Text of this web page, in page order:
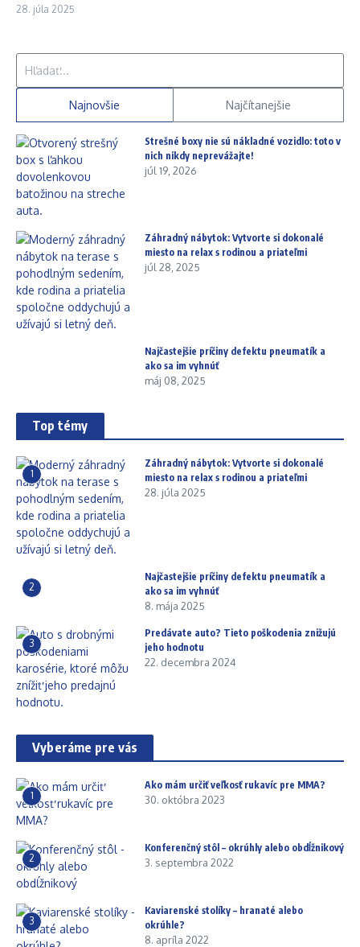
28. júla 2025
Najnovšie Najčítanejšie
Strešné boxy nie sú nákladné vozidlo: toto v
nich nikdy neprevážajte!
júl 19, 2026
Záhradný nábytok: Vytvorte si dokonalé
miesto na relax s rodinou a priateľmi
júl 28, 2025
Najčastejšie príčiny defektu pneumatík a
ako sa im vyhnúť
máj 08, 2025
Top témy
1
Záhradný nábytok: Vytvorte si dokonalé
miesto na relax s rodinou a priateľmi
28. júla 2025
2
Najčastejšie príčiny defektu pneumatík a
ako sa im vyhnúť
8. mája 2025
3
Predávate auto? Tieto poškodenia znižujú
jeho hodnotu
22. decembra 2024
Vyberáme pre vás
1
Ako mám určiť veľkosť rukavíc pre MMA?
30. októbra 2023
2
Konferenčný stôl – okrúhly alebo obdĺžnikový
3. septembra 2022
3
Kaviarenské stolíky – hranaté alebo
okrúhle?
8. apríla 2022